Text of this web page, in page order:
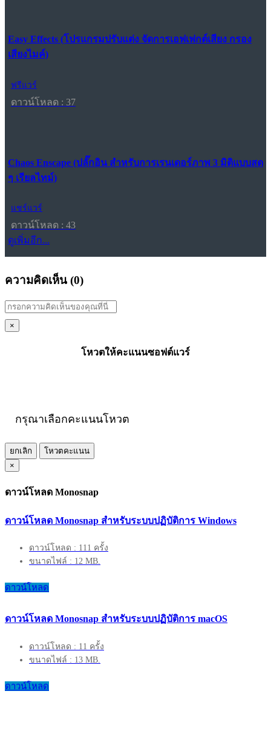
Easy Effects (โปรแกรมปรับแต่ง จัดการเอฟเฟกต์เสียง กรอง
เสียงไมค์)
ฟรีแวร์
ดาวน์โหลด : 37
Chaos Enscape (ปลั๊กอิน สำหรับการเรนเดอร์ภาพ 3 มิติแบบสด
ๆ เรียลไทม์)
แชร์แวร์
ดาวน์โหลด : 43
ดูเพิ่มอีก...
ความคิดเห็น (0)
×
โหวตให้คะแนนซอฟต์แวร์
กรุณาเลือกคะแนนโหวต
ยกเลิก
โหวตคะแนน
×
ดาวน์โหลด Monosnap
ดาวน์โหลด Monosnap สำหรับระบบปฏิบัติการ Windows
ดาวน์โหลด : 111 ครั้ง
ขนาดไฟล์ : 12 MB.
ดาวน์โหลด
ดาวน์โหลด Monosnap สำหรับระบบปฏิบัติการ macOS
ดาวน์โหลด : 11 ครั้ง
ขนาดไฟล์ : 13 MB.
ดาวน์โหลด